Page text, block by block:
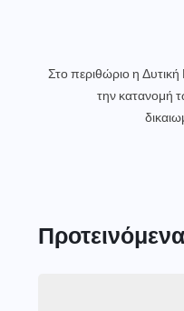
Στο περιθώριο η
την κατανομή